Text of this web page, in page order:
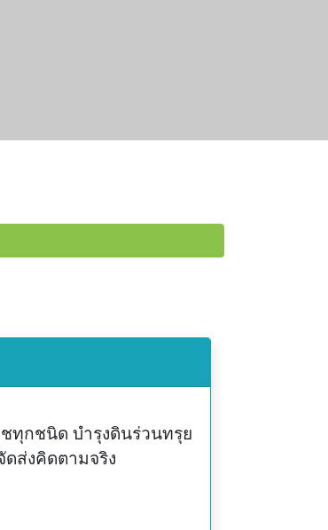
ทุกชนิด บำรุงดินร่วนทรุย
ดส่งคิดตามจริง